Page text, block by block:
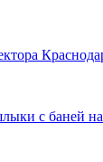
с баней